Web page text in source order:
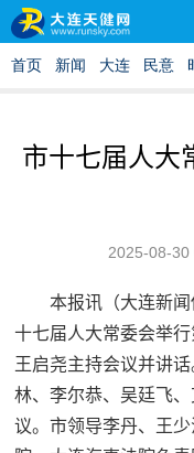
市十七届人大
2025-08-30
本报讯（大连新
十七届人大常委会举
王启尧主持会议并讲
林、李尔恭、吴廷飞
议。市领导李丹、王